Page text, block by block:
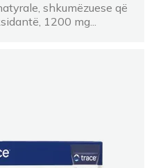
shkumëzuese që
1200 mg...